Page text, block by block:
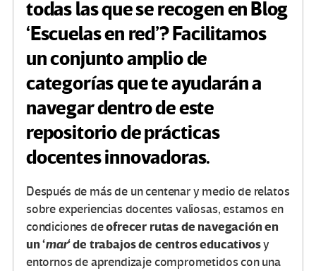
todas las que se recogen en Blog
‘Escuelas en red’? Facilitamos
un conjunto amplio de
categorías que te ayudarán a
navegar dentro de este
repositorio de prácticas
docentes innovadoras.
Después de más de un centenar y medio de relatos
sobre experiencias docentes valiosas, estamos en
condiciones deofrecer rutas de navegación en
un ‘mar‘ de trabajos de centros educativosy
entornos de aprendizaje comprometidos con una